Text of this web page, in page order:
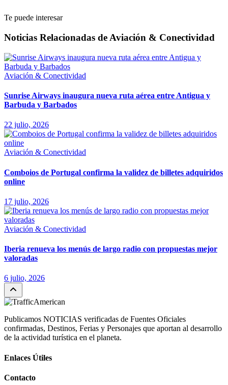
Te puede interesar
Noticias Relacionadas de Aviación & Conectividad
Aviación & Conectividad
Sunrise Airways inaugura nueva ruta aérea entre Antigua y
Barbuda y Barbados
22 julio, 2026
Aviación & Conectividad
Comboios de Portugal confirma la validez de billetes adquiridos
online
17 julio, 2026
Aviación & Conectividad
Iberia renueva los menús de largo radio con propuestas mejor
valoradas
6 julio, 2026
Publicamos NOTICIAS verificadas de Fuentes Oficiales
confirmadas, Destinos, Ferias y Personajes que aportan al desarrollo
de la actividad turística en el planeta.
Enlaces Útiles
Contacto